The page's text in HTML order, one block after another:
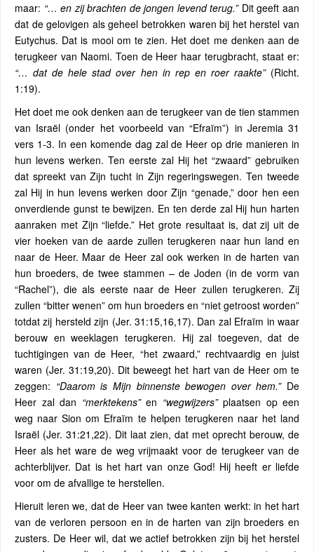
maar: “… en zij brachten de jongen levend terug.”Dit geeft aan
dat de gelovigen als geheel betrokken waren bij het herstel van
Eutychus. Dat is mooi om te zien. Het doet me denken aan de
terugkeer van Naomi. Toen de Heer haar terugbracht, staat er:
“… dat de hele stad over hen in rep en roer raakte”(Richt.
1:19).
Het doet me ook denken aan de terugkeer van de tien stammen
van Israël (onder het voorbeeld van “Efraïm”) in Jeremia 31
vers 1-3. In een komende dag zal de Heer op drie manieren in
hun levens werken. Ten eerste zal Hij het “zwaard” gebruiken
dat spreekt van Zijn tucht in Zijn regeringswegen. Ten tweede
zal Hij in hun levens werken door Zijn “genade,” door hen een
onverdiende gunst te bewijzen. En ten derde zal Hij hun harten
aanraken met Zijn “liefde.” Het grote resultaat is, dat zij uit de
vier hoeken van de aarde zullen terugkeren naar hun land en
naar de Heer. Maar de Heer zal ook werken in de harten van
hun broeders, de twee stammen – de Joden (in de vorm van
“Rachel”), die als eerste naar de Heer zullen terugkeren. Zij
zullen “bitter wenen” om hun broeders en “niet getroost worden”
totdat zij hersteld zijn (Jer. 31:15,16,17). Dan zal Efraïm in waar
berouw en weeklagen terugkeren. Hij zal toegeven, dat de
tuchtigingen van de Heer, “het zwaard,” rechtvaardig en juist
waren (Jer. 31:19,20). Dit beweegt het hart van de Heer om te
zeggen: “Daarom is Mijn binnenste bewogen over hem.”De
Heer zal dan “merktekens”en “wegwijzers”plaatsen op een
weg naar Sion om Efraïm te helpen terugkeren naar het land
Israël (Jer. 31:21,22). Dit laat zien, dat met oprecht berouw, de
Heer als het ware de weg vrijmaakt voor de terugkeer van de
achterblijver. Dat is het hart van onze God! Hij heeft er liefde
voor om de afvallige te herstellen.
Hieruit leren we, dat de Heer van twee kanten werkt: in het hart
van de verloren persoon en in de harten van zijn broeders en
zusters. De Heer wil, dat we actief betrokken zijn bij het herstel